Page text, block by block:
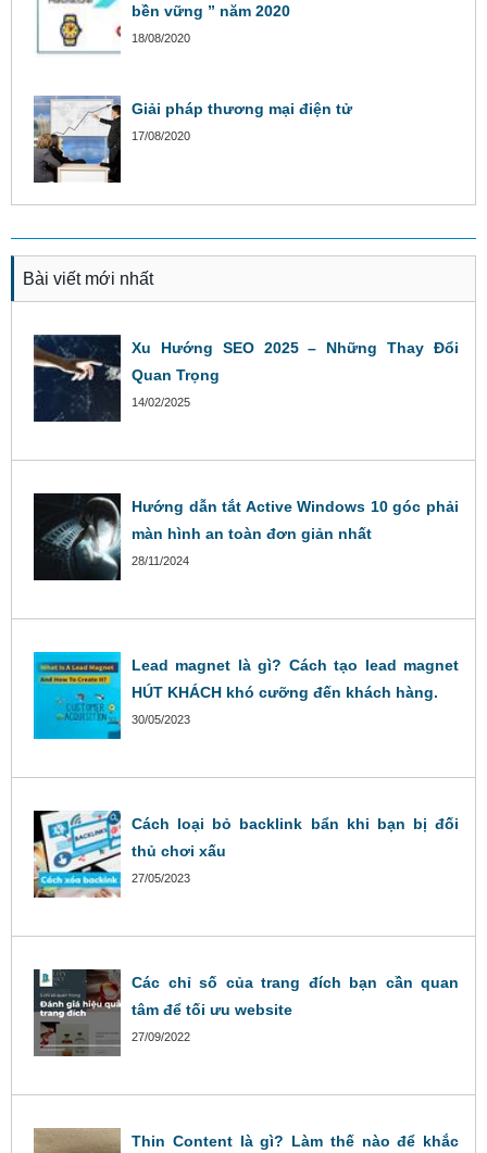
bền vững ” năm 2020
18/08/2020
Giải pháp thương mại điện tử
17/08/2020
Bài viết mới nhất
Xu Hướng SEO 2025 – Những Thay Đổi
Quan Trọng
14/02/2025
Hướng dẫn tắt Active Windows 10 góc phải
màn hình an toàn đơn giản nhất
28/11/2024
Lead magnet là gì? Cách tạo lead magnet
HÚT KHÁCH khó cưỡng đến khách hàng.
30/05/2023
Cách loại bỏ backlink bẩn khi bạn bị đối
thủ chơi xấu
27/05/2023
Các chỉ số của trang đích bạn cần quan
tâm để tối ưu website
27/09/2022
Thin Content là gì? Làm thế nào để khắc